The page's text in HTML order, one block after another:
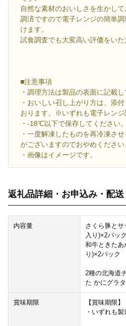
自然な素材のおいしさを生かし
調済ですので電子レンジの簡単
けます。
試食調査でも大変高い評価をいた
■注意事項
・調理方法は製品の表面に記載し
・おいしい召し上がり方は、添
おります。※いずれも電子レンジ
・-18℃以下で保存してください。
・一度解凍したものを再冷凍さ
がございますのでおやめください
・画像はイメージです。
返礼品詳細・お申込み・配送
内容量
さくら豚と
入り)×2パック
和牛ときた
り)×2パック
2種の北海道
た かにグラ
賞味期限
【賞味期限】
・いずれも